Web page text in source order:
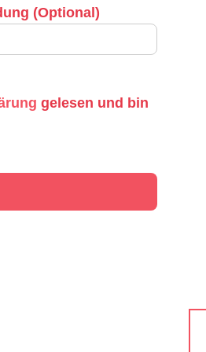
(Optional)
gelesen und bin